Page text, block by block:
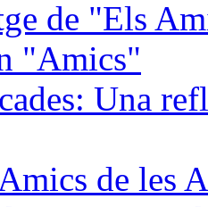
de "Els
"Amics"
Una
de les